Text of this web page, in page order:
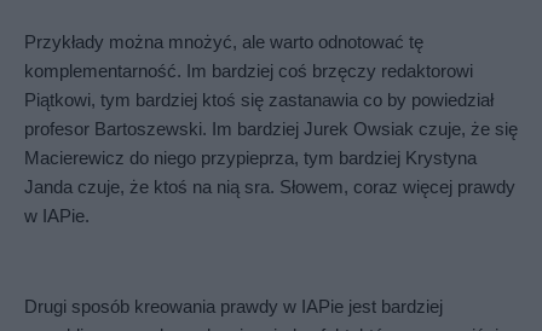
Przykłady można mnożyć, ale warto odnotować tę
komplementarność. Im bardziej coś brzęczy redaktorowi
Piątkowi, tym bardziej ktoś się zastanawia co by powiedział
profesor Bartoszewski. Im bardziej Jurek Owsiak czuje, że się
Macierewicz do niego przypieprza, tym bardziej Krystyna
Janda czuje, że ktoś na nią sra. Słowem, coraz więcej prawdy
w IAPie.
Drugi sposób kreowania prawdy w IAPie jest bardziej